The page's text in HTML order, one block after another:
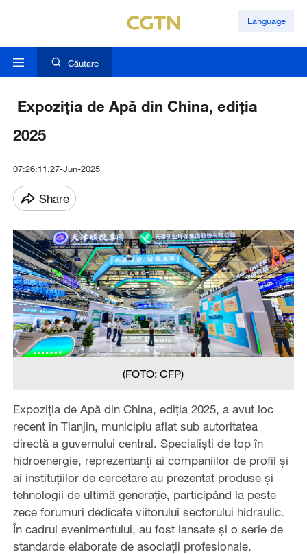
Language
Căutare
Expoziția de Apă din China, ediția
2025
07:26:11,27-Jun-2025
Share
(FOTO: CFP)
Expoziția de Apă din China, ediția 2025, a avut loc
recent în Tianjin, municipiu aflat sub autoritatea
directă a guvernului central. Specialiști de top în
hidroenergie, reprezentanți ai companiilor de profil și
ai instituțiilor de cercetare au prezentat produse și
tehnologii de ultimă generație, participând la peste
zece forumuri dedicate viitorului sectorului hidraulic.
În cadrul evenimentului, au fost lansate și o serie de
standarde elaborate de asociații profesionale.